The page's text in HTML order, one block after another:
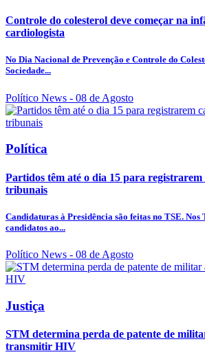
Controle do colesterol deve começar na
cardiologista
No Dia Nacional de Prevenção e Controle do
Sociedade...
Político News - 08 de Agosto
Política
Partidos têm até o dia 15 para
tribunais
Candidaturas à Presidência são feitas no TSE. Nos
candidatos ao...
Político News - 08 de Agosto
Justiça
STM determina perda de patente de
transmitir HIV